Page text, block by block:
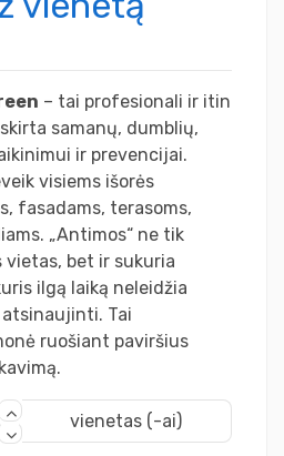
– tai profesionali ir itin
samanų, dumblių,
ir prevencijai.
visiems išorės
fasadams, terasoms,
„Antimos“ ne tik
bet ir sukuria
ilgą laiką neleidžia
Tai
ruošiant paviršius
vienetas (-ai)